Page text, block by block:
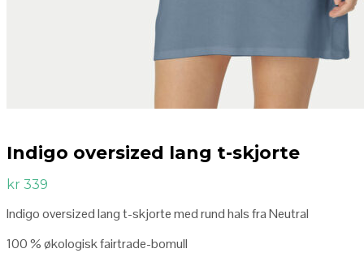
Indigo oversized lang t-skjorte
kr 339
Indigo oversized lang t-skjorte med rund hals fra Neutral
100 % økologisk fairtrade-bomull